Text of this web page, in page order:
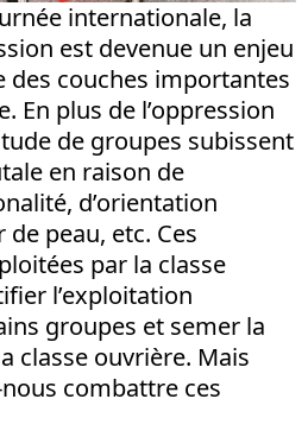
internationale, la
est devenue un enjeu
des couches importantes
En plus de l’oppression
de groupes subissent
en raison de
d’orientation
peau, etc. Ces
par la classe
l’exploitation
groupes et semer la
classe ouvrière. Mais
combattre ces